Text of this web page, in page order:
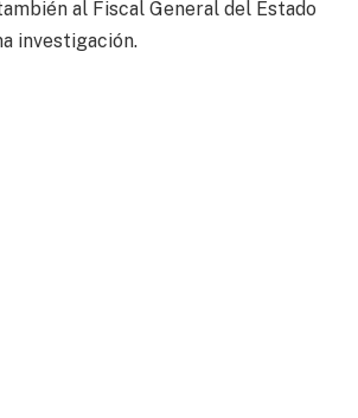
al Fiscal General del Estado
investigación.